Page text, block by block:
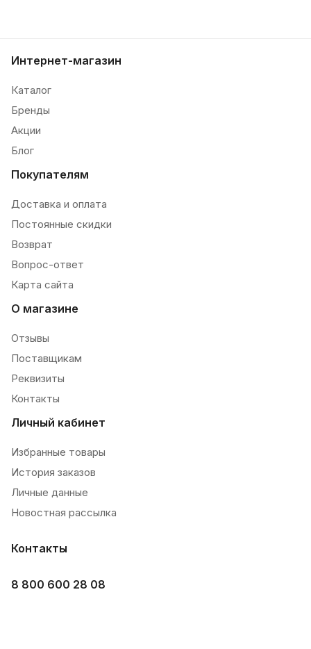
Интернет-магазин
Каталог
Бренды
Акции
Блог
Покупателям
Доставка и оплата
Постоянные скидки
Возврат
Вопрос-ответ
Карта сайта
О магазине
Отзывы
Поставщикам
Реквизиты
Контакты
Личный кабинет
Избранные товары
История заказов
Личные данные
Новостная рассылка
Контакты
8 800 600 28 08